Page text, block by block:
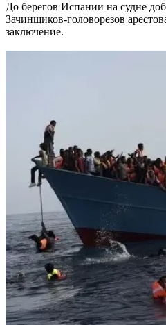
До берегов Испании на судне
Зачинщиков-головорезов
заключение.